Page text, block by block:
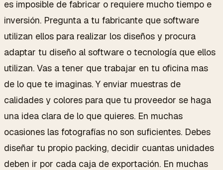
es imposible de fabricar o requiere mucho tiempo e
inversión. Pregunta a tu fabricante que software
utilizan ellos para realizar los diseños y procura
adaptar tu diseño al software o tecnología que ellos
utilizan. Vas a tener que trabajar en tu oficina mas
de lo que te imaginas. Y enviar muestras de
calidades y colores para que tu proveedor se haga
una idea clara de lo que quieres. En muchas
ocasiones las fotografías no son suficientes. Debes
diseñar tu propio packing, decidir cuantas unidades
deben ir por cada caja de exportación. En muchas